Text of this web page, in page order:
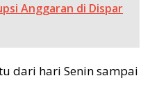
Anggaran di Dispar
dari hari Senin sampai